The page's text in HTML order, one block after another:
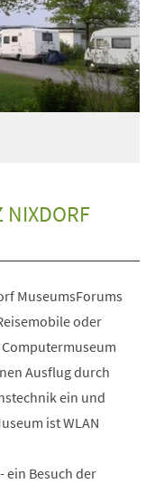
NIXDORF
MuseumsForums
oder
Ausflug durch
ein und
ist WLAN
ein Besuch der